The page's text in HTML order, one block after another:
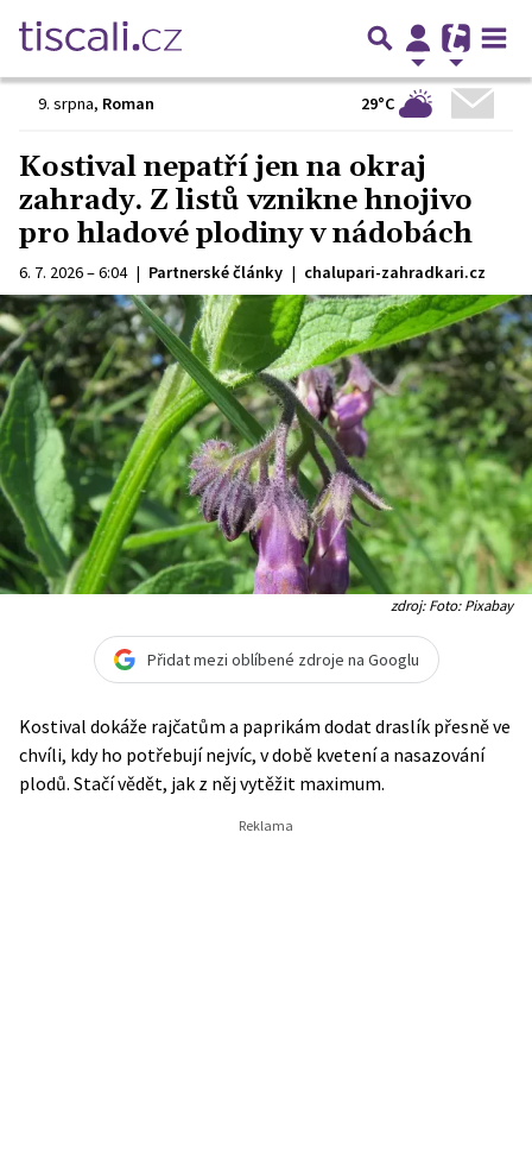
9. srpna, Roman 29°C
Kostival nepatří jen na okraj
zahrady. Z listů vznikne hnojivo
pro hladové plodiny v nádobách
6. 7. 2026 – 6:04 | Partnerské články | chalupari-zahradkari.cz
zdroj: Foto: Pixabay
Přidat mezi oblíbené zdroje na Googlu
Kostival dokáže rajčatům a paprikám dodat draslík přesně ve
chvíli, kdy ho potřebují nejvíc, v době kvetení a nasazování
plodů. Stačí vědět, jak z něj vytěžit maximum.